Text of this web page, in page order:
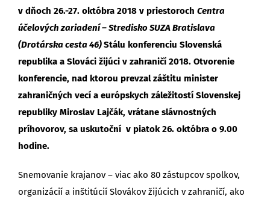
v dňoch 26.-27. októbra 2018 v priestoroch Centra
účelových zariadení – Stredisko SUZA Bratislava
(Drotárska cesta 46)Stálu konferenciu Slovenská
republika a Slováci žijúci v zahraničí 2018. Otvorenie
konferencie, nad ktorou prevzal záštitu minister
zahraničných vecí a európskych záležitostí Slovenskej
republiky Miroslav Lajčák, vrátane slávnostných
príhovorov, sa uskutoční v piatok 26. októbra o 9.00
hodine.
Snemovanie krajanov – viac ako 80 zástupcov spolkov,
organizácií a inštitúcií Slovákov žijúcich v zahraničí, ako